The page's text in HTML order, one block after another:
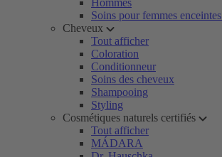
Hommes
Soins pour femmes
Cheveux
Tout afficher
Coloration
Conditionneur
Soins des cheveux
Shampooing
Styling
Cosmétiques naturels certifiés
Tout afficher
MÁDARA